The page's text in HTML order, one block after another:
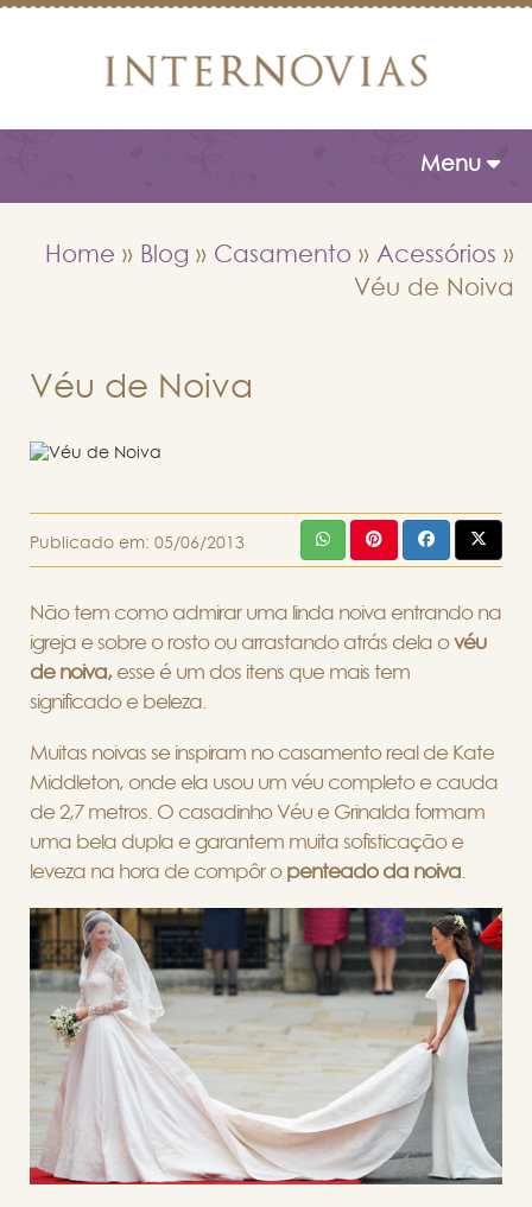
Toggle
Menu
Home » Blog » Casamento » Acessórios »
Véu de Noiva
Véu de Noiva
Publicado em: 05/06/2013
Não tem como admirar uma linda noiva entrando na
igreja e sobre o rosto ou arrastando atrás dela ovéu
de noiva, esse é um dos itens que mais tem
significado e beleza.
Muitas noivas se inspiram no casamento real de Kate
Middleton, onde ela usou um véu completo e cauda
de 2,7 metros. O casadinho Véu e Grinalda formam
uma bela dupla e garantem muita sofisticação e
leveza na hora de compôr o penteado da noiva